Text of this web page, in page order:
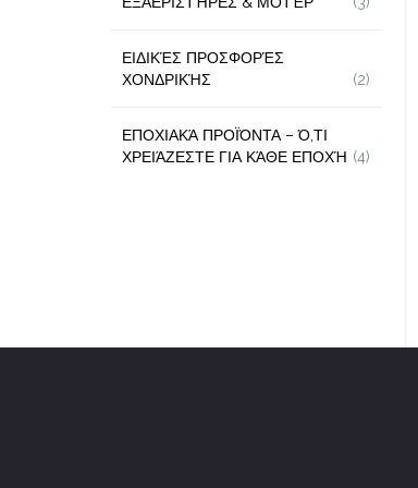
ΕΙΔΙΚΈΣ ΠΡΟΣΦΟΡΈΣ
ΧΟΝΔΡΙΚΉΣ
(2)
ΕΠΟΧΙΑΚΆ ΠΡΟΪΌΝΤΑ – Ό,ΤΙ
ΧΡΕΙΆΖΕΣΤΕ ΓΙΑ ΚΆΘΕ ΕΠΟΧΉ (4)